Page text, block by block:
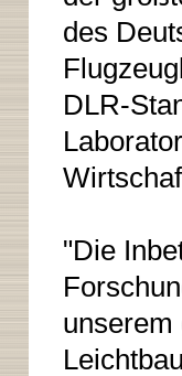
des
DLR-
"Die
unserem